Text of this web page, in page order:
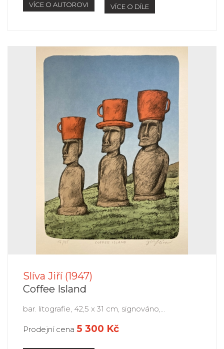
VÍCE O AUTOROVI VÍCE O DÍLE
Slíva Jiří (1947)
Coffee Island
bar. litografie, 42,5 x 31 cm, signováno,...
Prodejní cena 5 300 Kč